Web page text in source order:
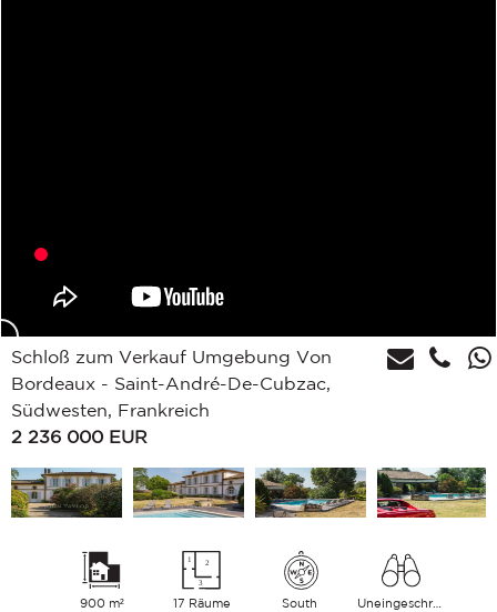
Schloß zum Verkauf Umgebung Von
Bordeaux - Saint-André-De-Cubzac,
Südwesten, Frankreich
2 236 000 EUR
900 m² 17 Räume South Uneingeschränkt Garten Landschaft